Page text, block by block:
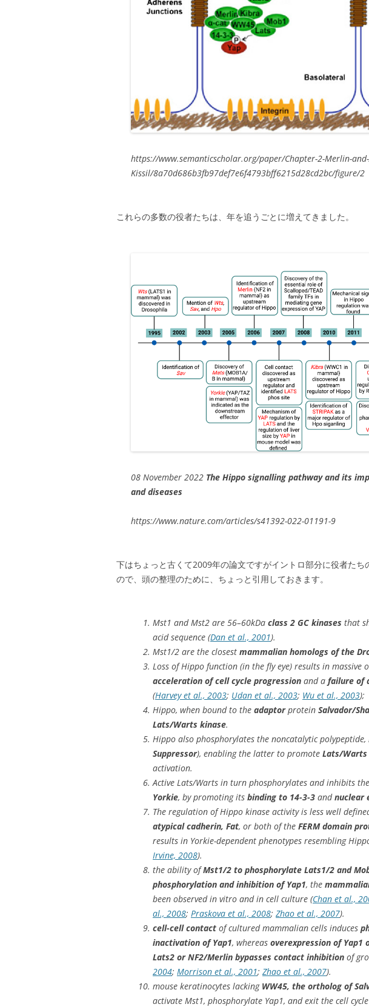
https://www.semanticscholar.org/paper/Chapter-2-Merlin-
Kissil/8a70d686b3fb97def7e6f4793bff6215d28cd2bc/figure/2
これらの多数の役者たちは、年を追うごとに増えてきました。
08 November 2022 The Hippo signalling pathway and its
and diseases
https://www.nature.com/articles/s41392-022-01191-9
下はちょっと古くて2009年の論文ですがイントロ部分に役者た
ので、頭の整理のために、ちょっと引用しておきます。
Mst1 and Mst2 are 56–60kDa class 2 GC kinases that
acid sequence (Dan et al., 2001).
Mst1/2 are the closest mammalian homologs of the
Loss of Hippo function (in the fly eye) results in massive
acceleration of cell cycle progression and a failure of
(Harvey et al., 2003; Udan et al., 2003; Wu et al., 2003);
Hippo, when bound to the adaptorprotein Salvador/
Lats/Warts kinase.
Hippo also phosphorylates the noncatalytic polypeptide,
Suppressor), enabling the latter to promote Lats/
activation.
Active Lats/Warts in turn phosphorylates and inhibits
Yorkie, by promoting its binding to 14-3-3 andnuclear
The regulation of Hippo kinase activity is less well
atypical cadherin, Fat, or both of the FERM domain
results in Yorkie-dependent phenotypes resembling
Irvine, 2008).
the ability ofMst1/2 to phosphorylate Lats1/2 and
phosphorylation and inhibition of Yap1, the
been observed in vitro and in cell culture (Chan et al.,
al., 2008; Praskova et al., 2008; Zhao et al., 2007).
cell-cell contact of cultured mammalian cells induces
inactivation of Yap1, whereas overexpression of
Lats2 or NF2/Merlin bypasses contact inhibition of
2004; Morrison et al., 2001; Zhao et al., 2007).
mouse keratinocytes lacking WW45, the ortholog of
activate Mst1, phosphorylate Yap1, and exit the cell